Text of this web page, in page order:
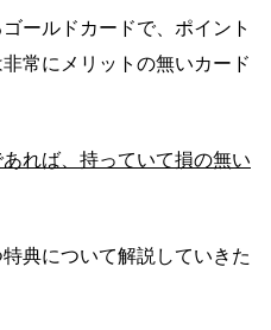
ールドカードで、ポイント
常にメリットの無いカード
れば、持っていて損の無い
典について解説していきた